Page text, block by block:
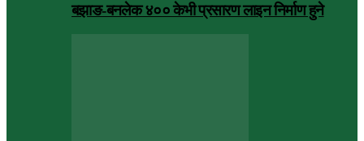
बझाङ-बनलेक ४०० केभी प्रसारण लाइन निर्माण हुने